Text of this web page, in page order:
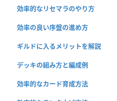
効率的なリセマラのやり方
効率の良い序盤の進め方
ギルドに入るメリットを解説
デッキの組み方と編成例
効率的なカード育成方法